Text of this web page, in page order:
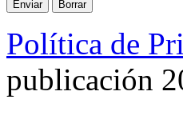
Política de
publicación